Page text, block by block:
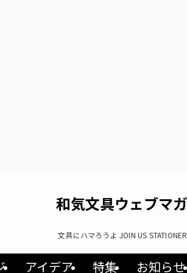
和気文具ウェブマ
文具にハマろうよ JOIN US
アイデア 特集 お知らせ